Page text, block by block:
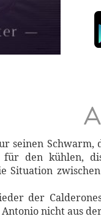
seinen
den kühlen,
Situation
der
nicht aus